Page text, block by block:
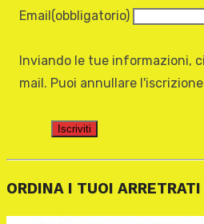
Email(obbligatorio)
Inviando le tue informazioni,
mail. Puoi annullare
Iscriviti
ORDINA I TUOI ARRETRATI